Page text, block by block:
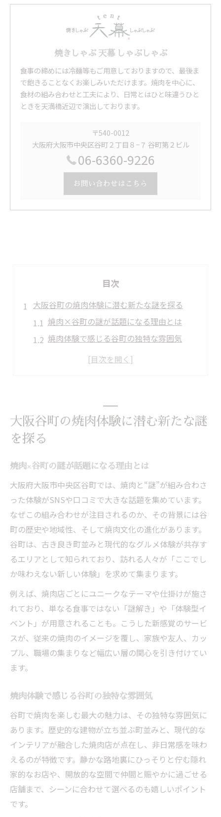
焼きしゃぶ 天幕 しゃぶしゃぶ
食事の締めには冷麺等もご用意しておりますので、最後ま
で飽きることなくお楽しみいただけます。焼肉を中心に、
食材の組み合わせと工夫により、日常とはひと味違うひと
ときを天満橋近辺で演出しております。
〒540-0012
大阪府大阪市中央区谷町２丁目８−７ 谷町第２ビル
06-6360-9226
お問い合わせはこちら
目次
大阪谷町の焼肉体験に潜む新たな謎を探る
焼肉×谷町の謎が話題になる理由とは
焼肉体験で感じる谷町の独特な雰囲気
谷町に広がる焼肉の新たな楽しみ方紹介
焼肉好きが注目する谷町の新感覚スポット
焼肉好き必見、谷町新感覚スポットの魅力
SNSで話題の焼肉スポット谷町の選び方
谷町焼肉体験で味わう新しい非日常感
今話題の焼肉体験、谷町で味わう魅力
焼肉で広がる谷町の話題性ある体験談
谷町の焼肉体験が注目を集める理由
焼肉でつながる谷町の新しい交流スポット
谷町で味わう焼肉の魅力と口コミ評価
焼肉と谷町の融合が生む新たな楽しさ
谷町六丁目で焼肉と不思議なひと時を満喫
焼肉とともに味わう谷町六丁目の不思議
谷町六丁目焼肉で体感する非日常な瞬間
焼肉好きにおすすめ谷町六丁目の過ごし方
焼肉と不思議な時間で記憶に残る谷町
焼肉と谷町に隠された謎の正体を解明
谷町の焼肉が持つ謎の魅力を深掘りする
焼肉体験に潜む谷町ならではの秘密とは
谷町で語られる焼肉の不思議なエピソード
焼肉好きが知りたい谷町の謎を徹底検証
大阪谷町の焼肉体験に潜む新たな謎
を探る
焼肉×谷町の謎が話題になる理由とは
大阪府大阪市中央区谷町では、焼肉と“謎”が組み合わさ
った体験がSNSや口コミで大きな話題を集めています。
なぜこの組み合わせが注目されるのか、その背景には谷
町の歴史や地域性、そして焼肉文化の進化があります。
谷町は、古き良き町並みと現代的なグルメ体験が共存す
るエリアとして知られており、訪れる人々が「ここでし
か味わえない新しい体験」を求めて集まります。
例えば、焼肉店ごとにユニークなテーマや仕掛けが施さ
れており、単なる食事ではない「謎解き」や「体験型イ
ベント」が用意されることも。こうした新感覚のサービ
スが、従来の焼肉のイメージを覆し、家族や友人、カッ
プル、職場の集まりなど幅広い層の関心を引き付けてい
ます。
焼肉体験で感じる谷町の独特な雰囲気
谷町で焼肉を楽しむ最大の魅力は、その独特な雰囲気に
あります。歴史的な建物が立ち並ぶ町並みと、現代的な
インテリアが融合した焼肉店が点在し、非日常感を味わ
えるのが特徴です。静かな路地裏にひっそりと佇む隠れ
家的なお店や、開放的な空間で仲間と賑やかに過ごせる
店舗まで、シーンに合わせて選べるのも嬉しいポイント
です。